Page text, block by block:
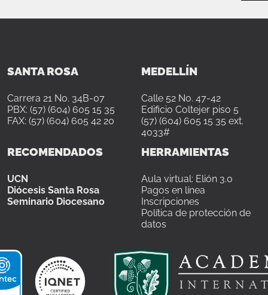
SANTA ROSA
Carrera 21 No. 34B-07
PBX: (57) (604) 605 15 35
FAX: (57) (604) 605 42 20
MEDELLÍN
Calle 52 No. 47-42
Edificio Coltejer piso 5
(57) (604) 605 15 35 ext.
4033#
RECOMENDADOS
UCN
Diócesis Santa Rosa
Seminario Diocesano
HERRAMIENTAS
Aula virtual: Elión 3.0
Pagos en línea
Inscripciones
Política de protección de
datos